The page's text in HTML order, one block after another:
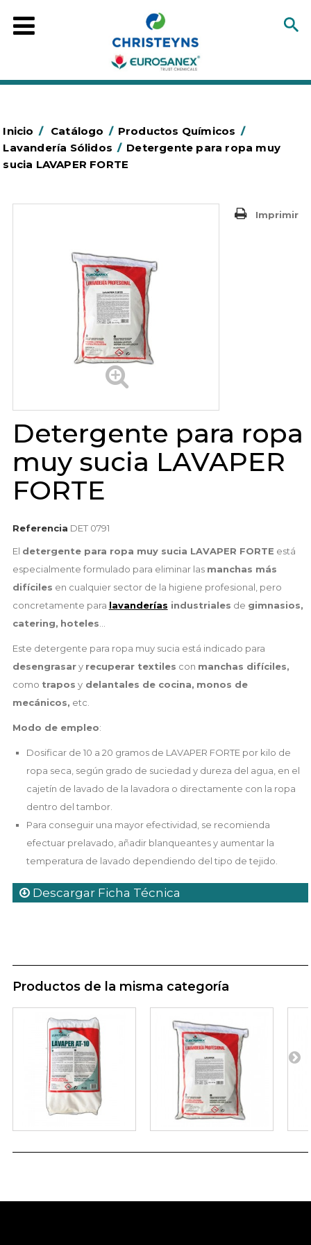
Inicio / Catálogo / Productos Químicos /
Lavandería Sólidos / Detergente para ropa muy
sucia LAVAPER FORTE
Imprimir
Detergente para ropa
muy sucia LAVAPER
FORTE
Referencia DET 0791
El detergente para ropa muy sucia LAVAPER FORTE está
especialmente formulado para eliminar las manchas más
difíciles en cualquier sector de la higiene profesional, pero
concretamente para lavanderías industriales de gimnasios,
catering, hoteles
Este detergente para ropa muy sucia está indicado para
desengrasary recuperar textiles con manchas difíciles,
como trapos ydelantales de cocina, monos de
mecánicos, etc.
Modo de empleo:
Dosificar de 10 a 20 gramos de LAVAPER FORTE por kilo de
ropa seca, según grado de suciedad y dureza del agua, en el
cajetín de lavado de la lavadora o directamente con la ropa
dentro del tambor.
Para conseguir una mayor efectividad, se recomienda
efectuar prelavado, añadir blanqueantes y aumentar la
temperatura de lavado dependiendo del tipo de tejido.
Descargar Ficha Técnica
Productos de la misma categoría